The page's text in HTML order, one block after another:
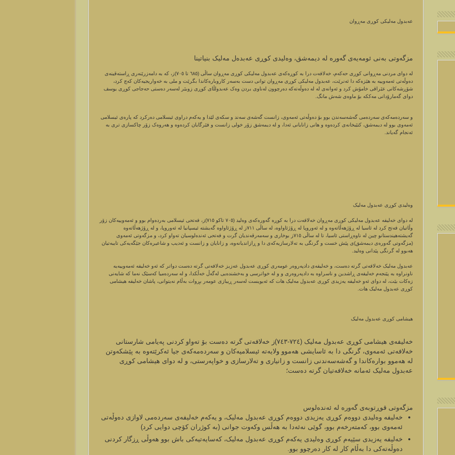
عەبدول مەلیکی کوڕی مەڕوان
مزگەوتى بەنى ئومەیەى گەورە لە دیمەشق، وەلیدى کوڕى عەبدەل مەلیک بنیاتینا
لە دوای مردنی مەڕوانی کوڕی حەکەم، خەلافەت درا بە کوڕەکەی عەبدول مەلیکی کوڕی مەڕوان ساڵی (٦٨٥ تا ٧٠٥)ز، کە بە دامەزرێنەری ڕاستەقینەی
دەوڵەتی ئەمەوییە بە ھێزەکە دا ئەنرێت، عەبدول مەلیکی کوڕی مەڕوان توانی دست بەسەر کاروبارەکاندا بگرێت و ملی بە خەواریجیەکان کەچ کرد،
شۆڕشەکانی عێراقی خامۆش کرد و ئەوانەی لە لە دەوڵەتەکە دەرچوون لەناوی بردن وەک عەبدولڵای کوڕی زوبێر لەسەر دەستی حەجاجی کوڕی یوسف
دوای گەمارۆدانی مەککە بۆ ماوەی شەش مانگ.
و سەردەمەکەی سەردەمی گەشەسەندن بوو بۆ دەوڵەتی ئەمەوی، زانست گەشەی سەند و سکەی لێدا و یەکەم دراوی ئیسلامی دەرکرد کە پارەی ئیسلامی
ئەمەوی بوو لە دیمەشق، کتێبخانەی کردەوە و ھانی زانایانی ئەدا، و لە دیمەشق زۆر خولی زانست و فێرگایان کردەوە و ھەروەک زۆر چاکسازی تری بە
ئەنجام گەیاند.
وەلیدی کوڕی عەبدول مەلیک
لە دوای خەلیفە عەبدول مەلیکی کوڕی مەڕوان خەلافەت درا بە کوڕە گەورەکەی وەلید (٧٠٥ تاکو ٧١٥)ز، فەتحی ئیسلامی بەردەوام بوو و ئەمەوییەکان زۆر
وڵاتیان فەتح کرد لە ئاسیا لە ڕۆژھەڵاتەوە و لە ئەوروپا لە ڕۆژئاواوە، لە ساڵی ٧١١ز لە ڕۆژئاواوە گەیشتە ئیسپانیا لە ئەوروپا، و لە ڕۆژھەڵاتەوە
گەیشتەھیندستانو چین لە ناوەڕاستی ئاسیا، تا لە ساڵی ٧١٥ز بوخاری و سەمەرقەندیان گرت و فەتحی ئەندەلوسیان تەواو کرد، و مزگەوتی ئەمەوی
(مزگەوتی گەورەی دیمەشق)ی پێش خست و گرنگی بە تەلارسازیەکەی دا و ڕازاندیانەوە، و زانایان و زانست و ئەدیب و شاعیرەکان جێگەیەکی تایبەتیان
ھەبوو لە گرنگی پێدانی وەلید.
عەبدول مەلیک خەلافەتی گرتە دەست، و خەلیفەی دادپەروەر عومەری کوڕی عەبدول عەزیز خەلافەتی گرتە دەست دواتر کە ئەو خەلیفە ئەمەوییەیە
ناونراوە بە پێنجەم خەلیفەی ڕاشدین و ناسراوە بە دادپەروەری و و لە خواترسی و بەخشندەیی لەگەڵ خەڵکدا، و لە سەردەمیا کەسێک نەما کە شایەنی
زەکات بێت، لە دوای ئەو خەلیفە یەزیدی کوڕی عەبدول مەلیک ھات کە ئەیویست لەسەر ڕیبازی عومەر بڕوات بەڵام نەیتوانی، پاشان خەلیفە ھیشامی
کوڕی عەبدول مەلیک ھات.
ھیشامی کوڕی عەبدول مەلیک
خەلیفەی ھیشامی کوڕی عەبدول مەلیک (٧٢٤-٧٤٣)ز خەلافەتی گرتە دەست بۆ تەواو کردنی پەیامی شارستانی
خەلافەتی ئەمەوی، گرنگی دا بە ئاسایشی ھەموو ولایەتە ئیسلامیەکان و سەردەمەکەی جیا ئەکرێتەوە بە پێشکەوتن
لە ھەموو بوارەکاندا و گەشەسەندنی زانست و زانیاری و تەلارسازی و خواپەرستی، و لە دوای ھیشامی کوڕی
عەبدول مەلیک ئەمانە خەلافەتیان گرتە دەست؛
مزگەوتى قوڕتوبەى گەورە لە ئەندەلوس
خەلیفە وەلیدی دووەم کوڕی یەزیدی دووەم کوڕی عەبدول مەلیک، و یەکەم خەلیفەی سەردەمی لاوازی دەوڵەتی
ئەمەوی بوو، کەمتەرخەم بوو، گوێی نەئەدا بە ھەڵس وکەوت جوانی (بە کوژران کۆچی دوایی کرد)
خەلیفە یەزیدی سێیەم کوڕی وەلیدی یەکەم کوڕی عەبدول مەلیک، کەسایەتیەکی باش بوو ھەوڵی ڕزگار کردنی
دەوڵەتەکی دا بەڵام کار لە کار دەرچوو بوو.